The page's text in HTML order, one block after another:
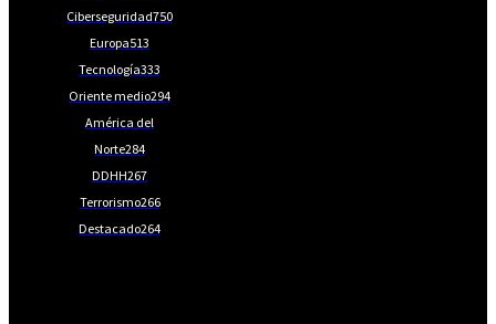
Ciberseguridad750
Europa513
Tecnología333
Oriente medio294
América del
Norte284
DDHH267
Terrorismo266
Destacado264